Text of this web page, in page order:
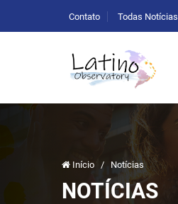
Contato Todas Notícias
Início / Notícias
NOTÍCIAS